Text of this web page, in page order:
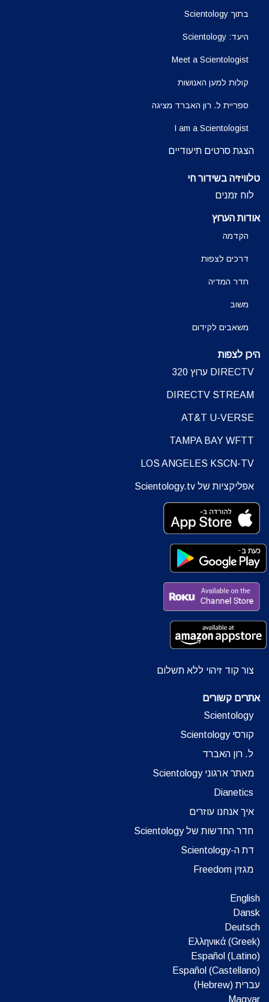
בתוך Scientology
היעד: Scientology
Meet a Scientologist
קולות למען האנושות
ספריית ל. רון האברד מציגה
I am a Scientologist
הצגת סרטים תיעודיים
טלוויזיה בשידור חי
לוח זמנים
אודות הערוץ
הקדמה
דרכים לצפות
חדר המדיה
משוב
משאבים לקידום
היכן לצפות
DIRECTV ערוץ 320
DIRECTV STREAM
AT&T U-VERSE
TAMPA BAY WFTT
LOS ANGELES KSCN-TV
אפליקציות של Scientology.tv
צור קוד זיהוי ללא תשלום
אתרים קשורים
Scientology
קורסי Scientology
ל. רון האברד
מאתר ארגוני Scientology
Dianetics
איך אנחנו עוזרים
חדר החדשות של Scientology
דת ה-Scientology
מגזין Freedom
English
Dansk
Deutsch
Ελληνικά (Greek)
Español (Latino)
Español (Castellano)
עברית (Hebrew)‏
Magyar